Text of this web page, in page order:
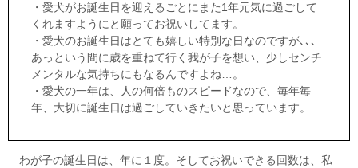
・愛犬がお誕生日を迎えるごとにまた1年元気に過ごして
くれますようにと願ってお祝いしてます。
・愛犬のお誕生日はとても嬉しい特別な日なのですが､､､
あっという間に歳を重ねて行く我が子を想い、少しセンチ
メンタルな気持ちにもなるんですよね…。
・愛犬の一年は、人の何倍ものスピードなので、毎年毎
年、大切に誕生日は過ごしていきたいと思っています。
わが子の誕生日は、年に１度。そしてお祝いできる回数は、私